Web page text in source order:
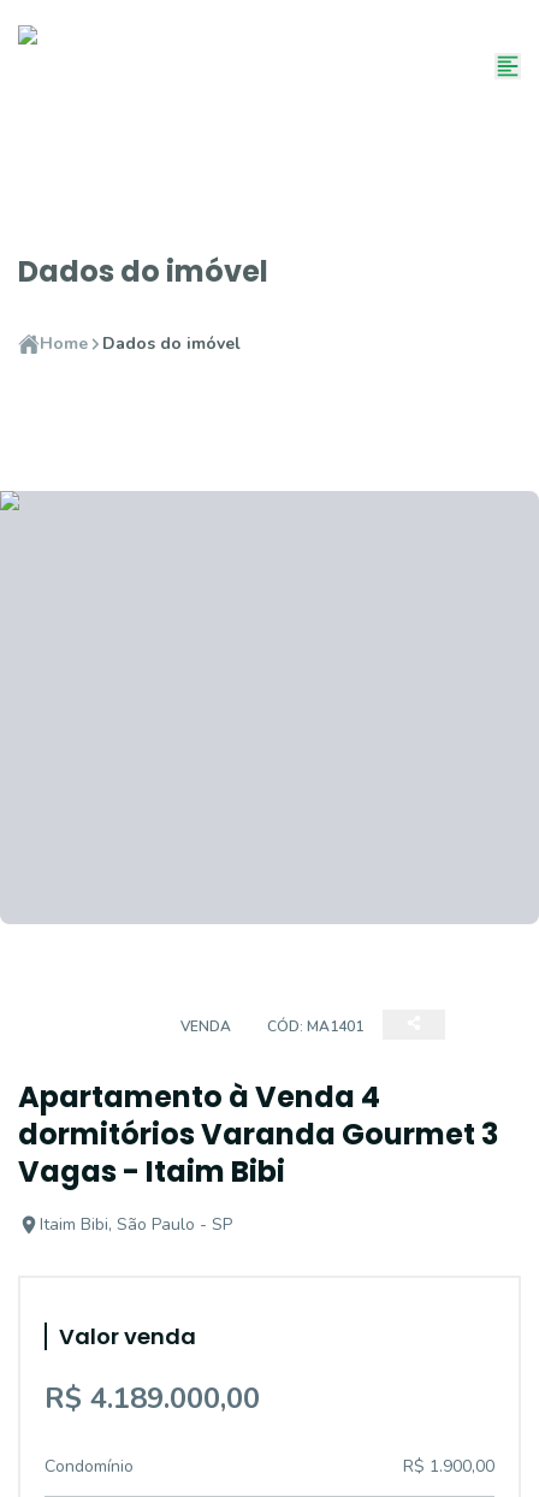
Dados do imóvel
Home Dados do imóvel
VENDA CÓD: MA1401
Apartamento à Venda 4
dormitórios Varanda Gourmet 3
Vagas - Itaim Bibi
Itaim Bibi, São Paulo - SP
Valor venda
R$ 4.189.000,00
Condomínio R$ 1.900,00